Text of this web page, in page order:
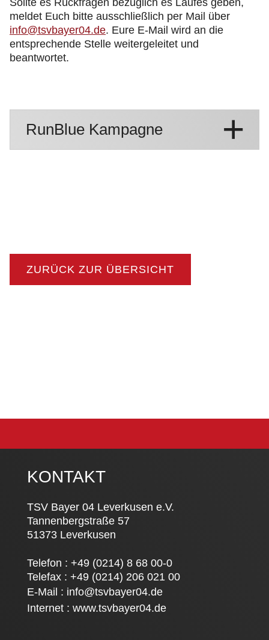
Sollte es Rückfragen bezüglich es Laufes geben,
meldet Euch bitte ausschließlich per Mail über
info@tsvbayer04.de. Eure E-Mail wird an die
entsprechende Stelle weitergeleitet und
beantwortet.
RunBlue Kampagne
ZURÜCK ZUR ÜBERSICHT
KONTAKT
TSV Bayer 04 Leverkusen e.V.
Tannenbergstraße 57
51373 Leverkusen
Telefon : +49 (0214) 8 68 00-0
Telefax : +49 (0214) 206 021 00
E-Mail : info@tsvbayer04.de
Internet : www.tsvbayer04.de